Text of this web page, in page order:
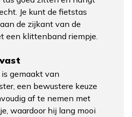
Je kunt de fietstas
de zijkant van de
een klittenband riempje.
gemaakt van
een bewustere keuze
af te nemen met
waardoor hij lang mooi